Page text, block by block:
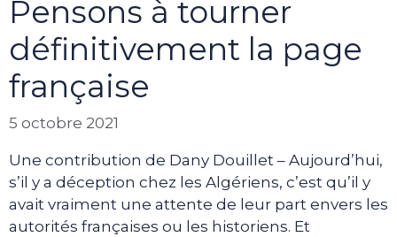
Pensons à tourner
définitivement la page
française
5 octobre 2021
Une contribution de Dany Douillet – Aujourd’hui,
s’il y a déception chez les Algériens, c’est qu’il y
avait vraiment une attente de leur part envers les
autorités françaises ou les historiens. Et